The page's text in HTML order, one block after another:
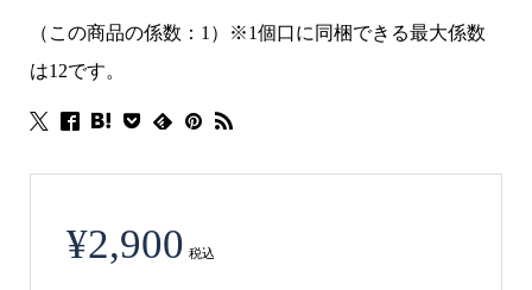
（この商品の係数：1）※1個口に同梱できる最大係数
は12です。
¥2,900 税込